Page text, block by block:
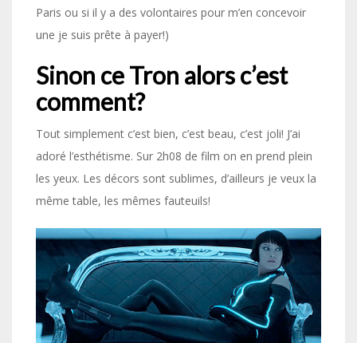
Paris ou si il y a des volontaires pour m’en concevoir
une je suis prête à payer!)
Sinon ce Tron alors c’est
comment?
Tout simplement c’est bien, c’est beau, c’est joli! J’ai
adoré l’esthétisme. Sur 2h08 de film on en prend plein
les yeux. Les décors sont sublimes, d’ailleurs je veux la
même table, les mêmes fauteuils!